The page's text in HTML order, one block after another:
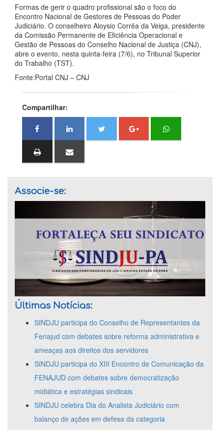
Formas de gerir o quadro profissional são o foco do
Encontro Nacional de Gestores de Pessoas do Poder
Judiciário. O conselheiro Aloysio Corrêa da Veiga, presidente
da Comissão Permanente de Eficiência Operacional e
Gestão de Pessoas do Conselho Nacional de Justiça (CNJ),
abre o evento, nesta quinta-feira (7/6), no Tribunal Superior
do Trabalho (TST).
Fonte:Portal CNJ – CNJ
Compartilhar:
Associe-se:
Últimas Notícias:
SINDJU participa do Conselho de Representantes da
Fenajud com debates sobre reforma administrativa e
ameaças aos direitos dos servidores
SINDJU participa do XIII Encontro de Comunicação da
FENAJUD com debates sobre democratização
midiática e estratégias sindicais
SINDJU celebra Dia do Analista Judiciário com
balanço de ações em defesa da categoria